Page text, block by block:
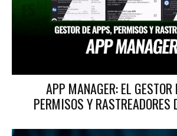
APP MANAGER: EL
PERMISOS Y RASTREADORES